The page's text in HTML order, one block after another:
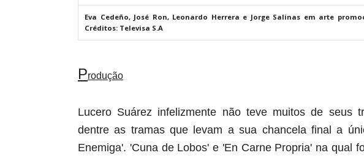
Eva Cedeño, José Ron, Leonardo Herrera e Jorge Salinas em arte
Créditos: Televisa S.A
Produção
Lucero Suárez infelizmente não teve muitos de seus
dentre as tramas que levam a sua chancela final a
Enemiga'. 'Cuna de Lobos' e 'En Carne Propria' na qual